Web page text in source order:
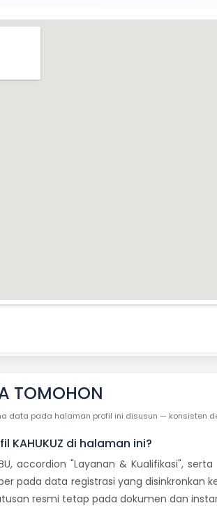
TOMOHON
data pada halaman profil ini disusun — konsisten
di halaman ini?
accordion "Layanan & Kualifikasi",
pada data registrasi yang disinkronkan
resmi tetap pada dokumen dan